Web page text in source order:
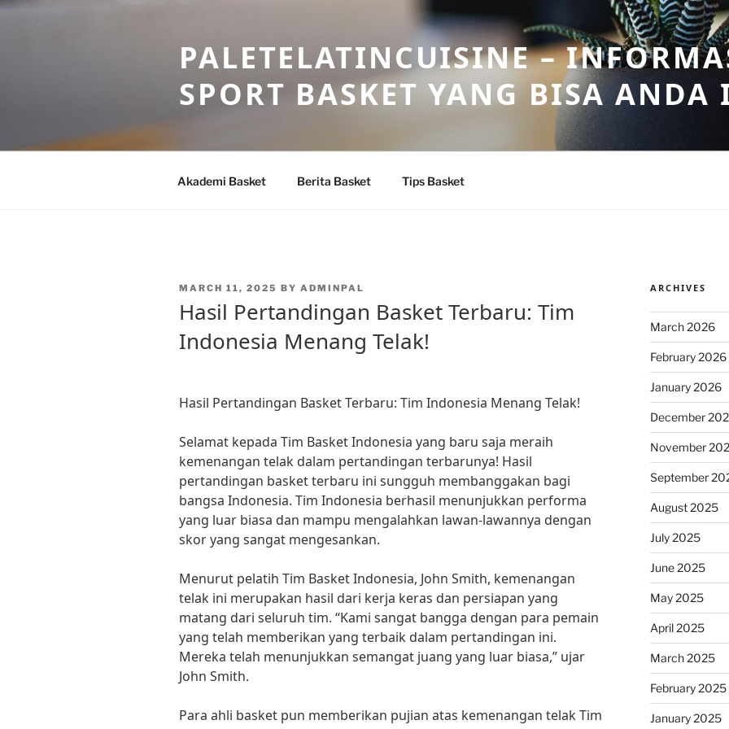
Skip
PALETELATINCUISINE –
SPORT BASKET YANG BISA
Akademi Basket Berita Basket Tips Basket
POSTED
MARCH 11, 2025 BY ADMINPAL
Hasil Pertandingan Basket Terbaru: Tim
Indonesia Menang Telak!
Hasil Pertandingan Basket Terbaru: Tim Indonesia Menang Telak!
Selamat kepada Tim Basket Indonesia yang baru saja meraih
kemenangan telak dalam pertandingan terbarunya! Hasil
pertandingan basket terbaru ini sungguh membanggakan bagi
bangsa Indonesia. Tim Indonesia berhasil menunjukkan performa
yang luar biasa dan mampu mengalahkan lawan-lawannya dengan
skor yang sangat mengesankan.
Menurut pelatih Tim Basket Indonesia, John Smith, kemenangan
telak ini merupakan hasil dari kerja keras dan persiapan yang
matang dari seluruh tim. “Kami sangat bangga dengan para pemain
yang telah memberikan yang terbaik dalam pertandingan ini.
Mereka telah menunjukkan semangat juang yang luar biasa,” ujar
John Smith.
Para ahli basket pun memberikan pujian atas kemenangan telak Tim
ARCHIVES
March 2026
February 2026
January 2026
December
November
September
August 2025
July 2025
June 2025
May 2025
April 2025
March 2025
February 2025
January 2025